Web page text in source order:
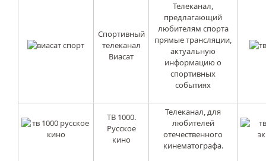
Спортивный
телеканал
Виасат
Телеканал,
предлагающий
любителям спорта
прямые трансляции,
актуальную
информацию о
спортивных
событиях
ТВ 1000.
Русское
кино
Телеканал, для
любителей
отечественного
кинематографа.